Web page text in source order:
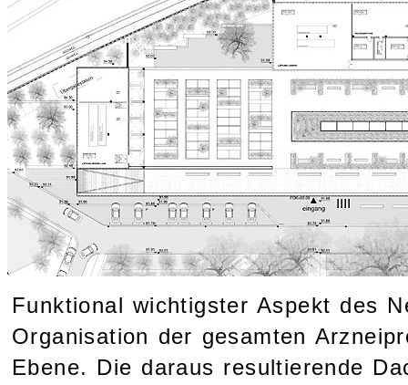
Funktional wichtigster Aspekt des
Organisation der gesamten
Ebene. Die daraus resultierende